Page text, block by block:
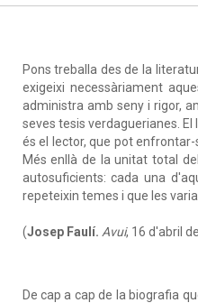
Pons treballa des de la
exigeixi necessàriament
administra amb seny i rigor,
seves tesis verdaguerianes.
és el lector, que pot
Més enllà de la unitat total
autosuficients: cada una
repeteixin temes i que les
(Josep Faulí. Avui, 16 d'abril
De cap a cap de la biografia